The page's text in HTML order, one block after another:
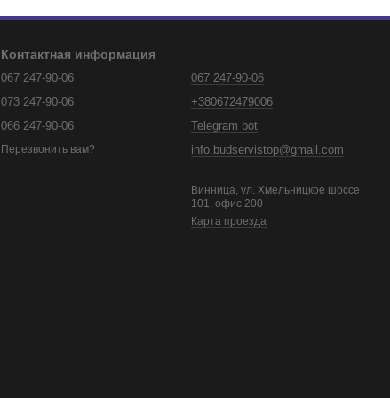
Контактная информация
067 247-90-06
073 247-90-06
066 247-90-06
Перезвонить вам?
067 247-90-06
+380672479006
Telegram bot
info.budservistop@gmail.com
Винница, ул. Хмельницкое шоссе
101, офис 200
Карта проезда